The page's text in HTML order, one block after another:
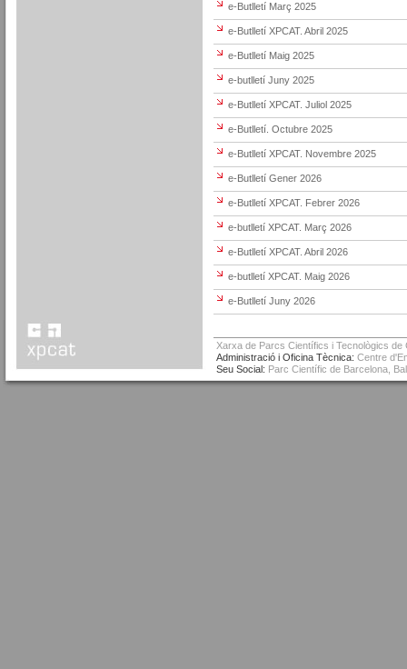
e-Butlletí Març 2025
e-Butlletí XPCAT. Abril 2025
e-Butlletí Maig 2025
e-butlletí Juny 2025
e-Butlletí XPCAT. Juliol 2025
e-Butlletí. Octubre 2025
e-Butlletí XPCAT. Novembre 2025
e-Butlletí Gener 2026
e-Butlletí XPCAT. Febrer 2026
e-butlletí XPCAT. Març 2026
e-Butlletí XPCAT. Abril 2026
e-butlletí XPCAT. Maig 2026
e-Butlletí Juny 2026
Xarxa de Parcs Científics i Tecnològics
Administració i Oficina Tècnica: Centre
Seu Social: Parc Científic de Barcelona,